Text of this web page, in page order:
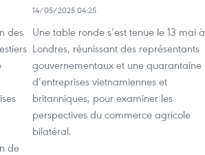
des
de
14/05/2025 04:25
Une table ronde s’est tenue le 13 mai à
Londres, réunissant des représentants
gouvernementaux et une quarantaine
d’entreprises vietnamiennes et
britanniques, pour examiner les
perspectives du commerce agricole
bilatéral.